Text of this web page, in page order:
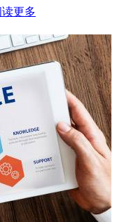
读更多